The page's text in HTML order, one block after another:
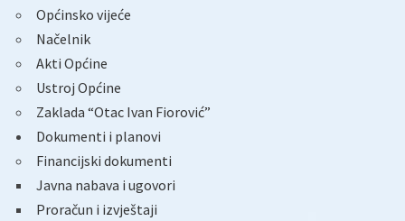
Općinsko vijeće
Načelnik
Akti Općine
Ustroj Općine
Zaklada “Otac Ivan Fiorović”
Dokumenti i planovi
Financijski dokumenti
Javna nabava i ugovori
Proračun i izvještaji